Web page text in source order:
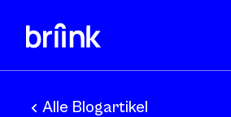
Alle Blogartikel